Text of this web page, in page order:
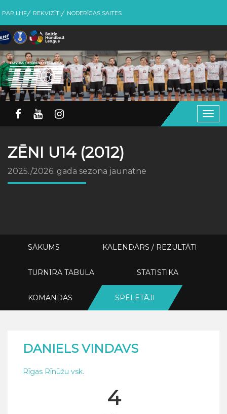
PAR LHF REKVIZĪTI NODERĪGAS SAITES
ZĒNI U14 (2012)
2025./2026. gada sezona jaunatne
SĀKUMS KALENDĀRS / REZULTĀTI
TURNĪRA TABULA STATISTIKA
KOMANDAS SPĒLĒTĀJI
DANIELS VINDAVS
Rīgas Rīnūžu vsk.
4